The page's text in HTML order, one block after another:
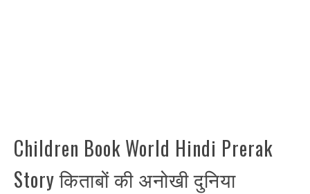
Children Book World Hindi Prerak
Story किताबों की अनोखी दुनिया